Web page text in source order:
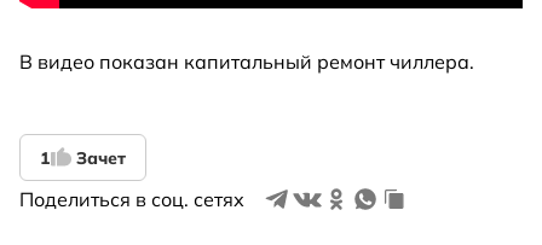
В видео показан капитальный ремонт чиллера.
1 Зачет
Поделиться в соц. сетях